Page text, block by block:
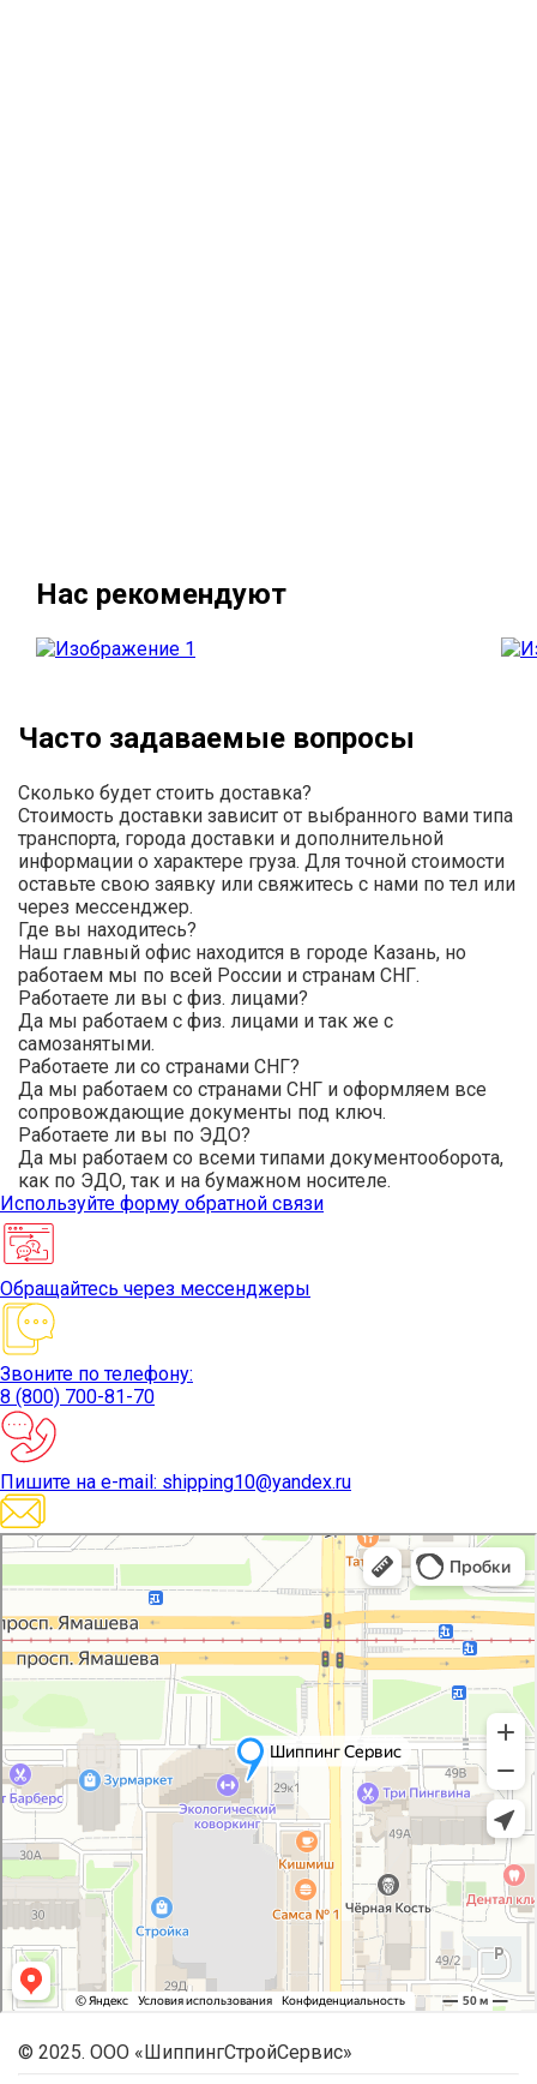
Нас рекомендуют
Часто задаваемые вопросы
Сколько будет стоить доставка?
Стоимость доставки зависит от выбранного вами типа
транспорта, города доставки и дополнительной
информации о характере груза. Для точной стоимости
оставьте свою заявку или свяжитесь с нами по тел или
через мессенджер.
Где вы находитесь?
Наш главный офис находится в городе Казань, но
работаем мы по всей России и странам СНГ.
Работаете ли вы с физ. лицами?
Да мы работаем с физ. лицами и так же с
самозанятыми.
Работаете ли со странами СНГ?
Да мы работаем со странами СНГ и оформляем все
сопровождающие документы под ключ.
Работаете ли вы по ЭДО?
Да мы работаем со всеми типами документооборота,
как по ЭДО, так и на бумажном носителе.
Используйте форму обратной связи
Обращайтесь через мессенджеры
Звоните по телефону:
8 (800) 700-81-70
Пишите на e-mail: shipping10@yandex.ru
© 2025. ООО «ШиппингСтройСервис»